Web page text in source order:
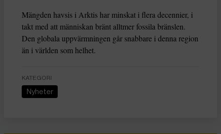
Mängden havsis i Arktis har minskat i flera decennier, i
takt med att människan bränt alltmer fossila bränslen.
Den globala uppvärmningen går snabbare i denna region
än i världen som helhet.
KATEGORI
Nyheter